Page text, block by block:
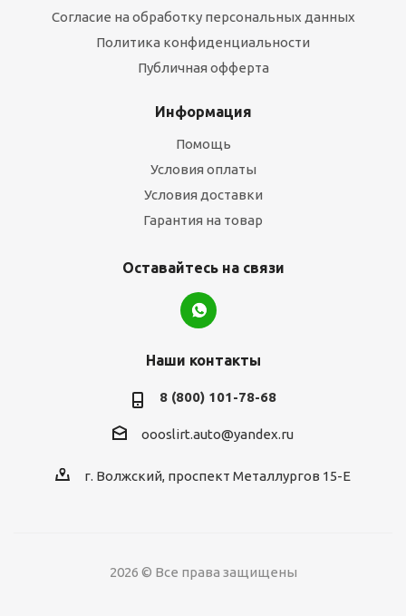
Согласие на обработку персональных данных
Политика конфиденциальности
Публичная офферта
Информация
Помощь
Условия оплаты
Условия доставки
Гарантия на товар
Оставайтесь на связи
Наши контакты
8 (800) 101-78-68
oooslirt.auto@yandex.ru
г. Волжский, проспект Металлургов 15-Е
2026 © Все права защищены